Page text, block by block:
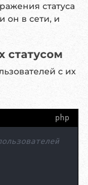
статуса
он в сети, и
статусом
с их
php